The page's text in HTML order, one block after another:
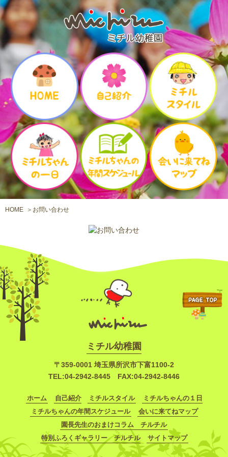
HOME お問い合わせ
ミチル幼稚園
〒359-0001 埼玉県所沢市下富1100-2
TEL:04-2942-8445 FAX:04-2942-8446
ホーム 自己紹介 ミチルスタイル
ミチルちゃんの１日
ミチルちゃんの年間スケジュール
会いに来てねマップ
園長先生のおまけコラム チルチル
特別ふろくギャラリー チルチル
サイトマップ